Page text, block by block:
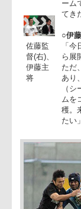
◎
○
「
か
て
○